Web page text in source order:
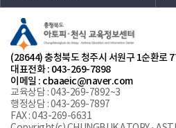
(28644) 충청북도 청주시 서원구 1순환로
대표전화 : 043-269-7898
이메일 : cbaaeic@naver.com
교육상담 : 043-269-7892~3
행정상담 : 043-269-7897
FAX : 043-269-6631